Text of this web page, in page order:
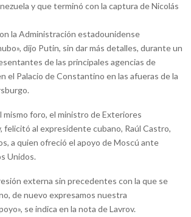
y que terminó con la captura de Nicolás
la Administración estadounidense
dijo Putin, sin dar más detalles, durante un
de las principales agencias de
el Palacio de Constantino en las afueras de la
mismo foro, el ministro de Exteriores
felicitó al expresidente cubano, Raúl Castro,
a quien ofreció el apoyo de Moscú ante
Unidos.
externa sin precedentes con la que se
de nuevo expresamos nuestra
se indica en la nota de Lavrov.